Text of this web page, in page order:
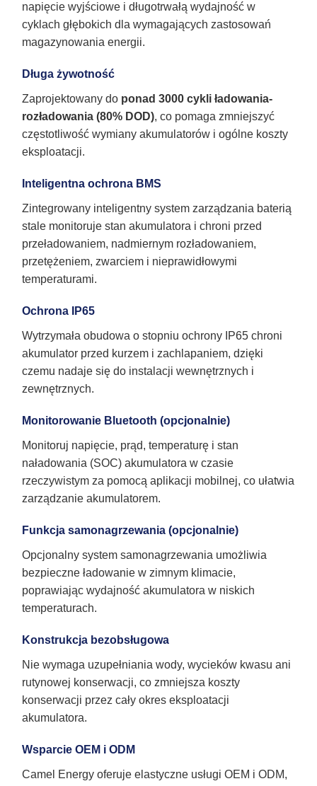
napięcie wyjściowe i długotrwałą wydajność w
cyklach głębokich dla wymagających zastosowań
magazynowania energii.
Długa żywotność
Zaprojektowany do ponad 3000 cykli ładowania-
rozładowania (80% DOD), co pomaga zmniejszyć
częstotliwość wymiany akumulatorów i ogólne koszty
eksploatacji.
Inteligentna ochrona BMS
Zintegrowany inteligentny system zarządzania baterią
stale monitoruje stan akumulatora i chroni przed
przeładowaniem, nadmiernym rozładowaniem,
przetężeniem, zwarciem i nieprawidłowymi
temperaturami.
Ochrona IP65
Wytrzymała obudowa o stopniu ochrony IP65 chroni
akumulator przed kurzem i zachlapaniem, dzięki
czemu nadaje się do instalacji wewnętrznych i
zewnętrznych.
Monitorowanie Bluetooth (opcjonalnie)
Monitoruj napięcie, prąd, temperaturę i stan
naładowania (SOC) akumulatora w czasie
rzeczywistym za pomocą aplikacji mobilnej, co ułatwia
zarządzanie akumulatorem.
Funkcja samonagrzewania (opcjonalnie)
Opcjonalny system samonagrzewania umożliwia
bezpieczne ładowanie w zimnym klimacie,
poprawiając wydajność akumulatora w niskich
temperaturach.
Konstrukcja bezobsługowa
Nie wymaga uzupełniania wody, wycieków kwasu ani
rutynowej konserwacji, co zmniejsza koszty
konserwacji przez cały okres eksploatacji
akumulatora.
Wsparcie OEM i ODM
Camel Energy oferuje elastyczne usługi OEM i ODM,